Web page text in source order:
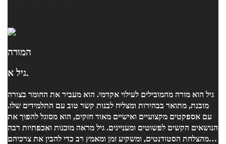
המורה
גיל א.
גיל הוא מורה מהמובילים לעילוי אקדמי. הוא מעביר את החומר בצורה
מובנת, מתואר בבהירות ומצליח לבנות קשר טוב עם התלמידים שלו.
עם אספקטים מקצועיים ואישיים מאוד חזקים, הוא מסוגל להפוך את
הנושאים הקשים לפשוטים ומעניינים. גיל מראה מוכנות ואכפתיות רבה
מהצלחת הסטודנטים, ומשקיע זמן ומאמץ רב כדי להבין את צרכיהם